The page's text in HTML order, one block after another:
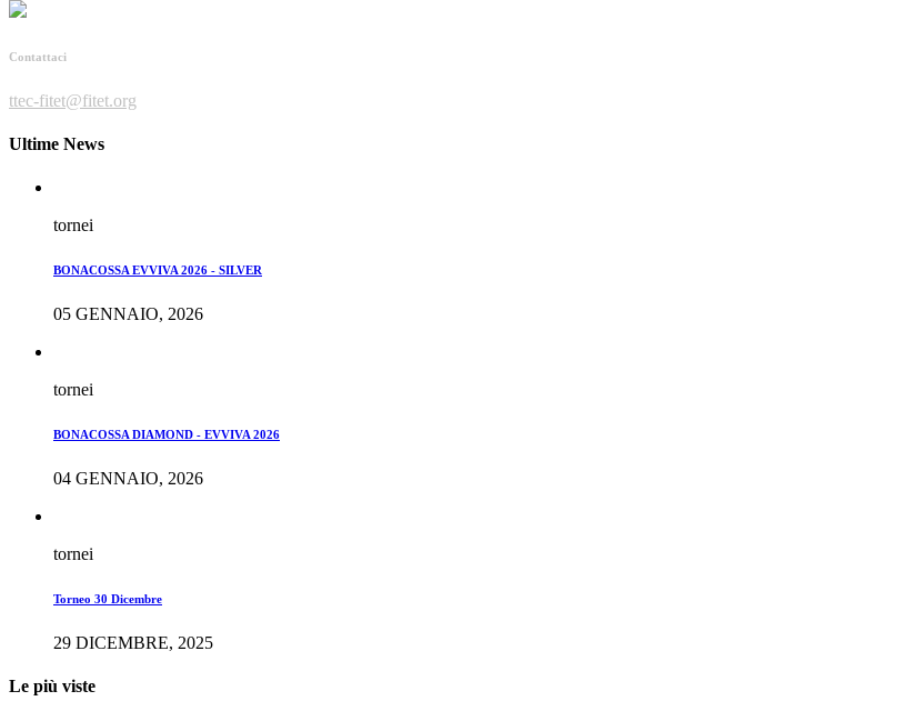
Contattaci
ttec-fitet@fitet.org
Ultime News
tornei
BONACOSSA EVVIVA 2026 - SILVER
05 GENNAIO, 2026
tornei
BONACOSSA DIAMOND - EVVIVA 2026
04 GENNAIO, 2026
tornei
Torneo 30 Dicembre
29 DICEMBRE, 2025
Le più viste